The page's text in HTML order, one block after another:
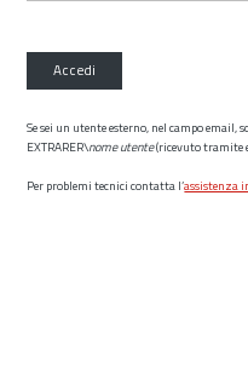
Accedi
Se sei un utente esterno, nel campo email,
EXTRARER\nome utente(ricevuto tramite
Per problemi tecnici contatta l’assistenza